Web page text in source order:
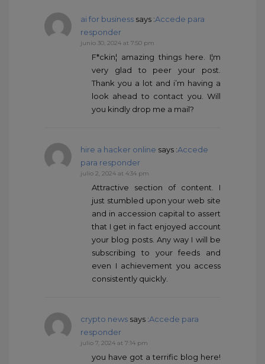
ai for business says :Accede para
responder
junio 30, 2024 at 7:50 pm
F*ckin¦ amazing things here. I¦m
very glad to peer your post.
Thank you a lot and i’m having a
look ahead to contact you. Will
you kindly drop me a mail?
hire a hacker online says :Accede
para responder
julio 2, 2024 at 4:34 pm
Attractive section of content. I
just stumbled upon your web site
and in accession capital to assert
that I get in fact enjoyed account
your blog posts. Any way I will be
subscribing to your feeds and
even I achievement you access
consistently quickly.
crypto news says :Accede para
responder
julio 7, 2024 at 7:14 pm
you have got a terrific blog here!